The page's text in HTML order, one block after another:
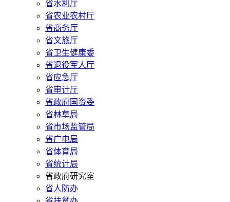
省水利厅
省农业农村厅
省商务厅
省文旅厅
省卫生健康委
省退役军人厅
省应急厅
省审计厅
省政府国资委
省林草局
省市场监管局
省广电局
省体育局
省统计局
省政府研究室
省人防办